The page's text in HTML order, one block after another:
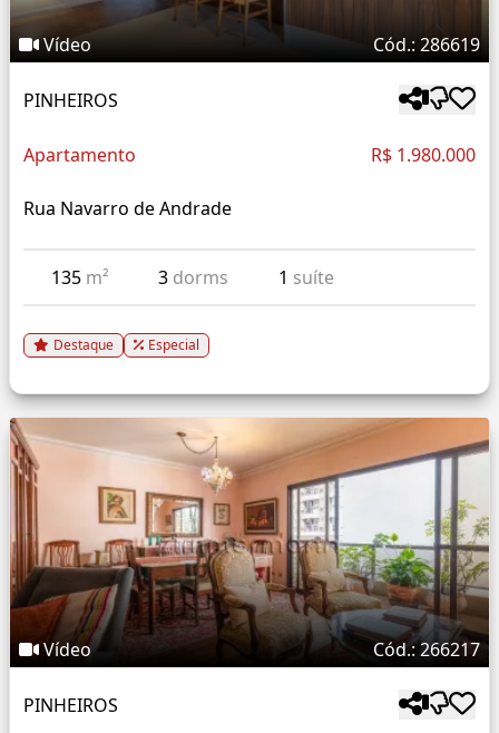
Vídeo Cód.: 286619
PINHEIROS
Apartamento R$ 1.980.000
Rua Navarro de Andrade
135 m² 3 dorms 1 suíte
Destaque Especial
Vídeo Cód.: 266217
PINHEIROS